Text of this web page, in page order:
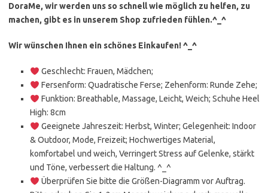
DoraMe, wir werden uns so schnell wie möglich zu helfen, zu
machen, gibt es in unserem Shop zufrieden fühlen.^_^
Wir wünschen Ihnen ein schönes Einkaufen! ^_^
Geschlecht: Frauen, Mädchen;
Fersenform: Quadratische Ferse; Zehenform: Runde Zehe;
Funktion: Breathable, Massage, Leicht, Weich; Schuhe Heel
High: 8cm
Geeignete Jahreszeit: Herbst, Winter; Gelegenheit: Indoor
& Outdoor, Mode, Freizeit; Hochwertiges Material,
komfortabel und weich, Verringert Stress auf Gelenke, stärkt
und Töne, verbessert die Haltung. ^_^
Überprüfen Sie bitte die Größen-Diagramm vor Auftrag.